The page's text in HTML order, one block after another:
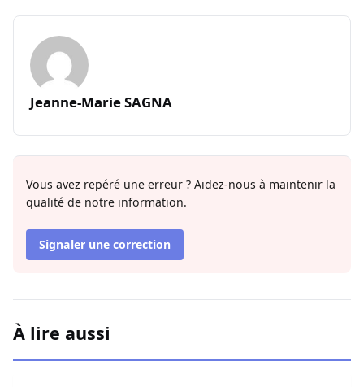
Jeanne-Marie SAGNA
Vous avez repéré une erreur ? Aidez-nous à maintenir la
qualité de notre information.
Signaler une correction
À lire aussi